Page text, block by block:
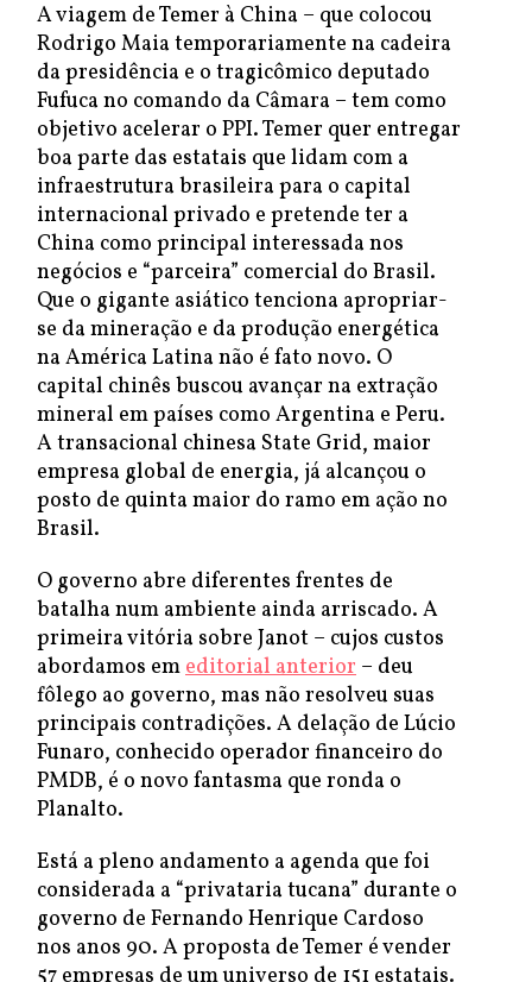
A viagem de Temer à China – que colocou
Rodrigo Maia temporariamente na cadeira
da presidência e o tragicômico deputado
Fufuca no comando da Câmara – tem como
objetivo acelerar o PPI. Temer quer entregar
boa parte das estatais que lidam com a
infraestrutura brasileira para o capital
internacional privado e pretende ter a
China como principal interessada nos
negócios e “parceira” comercial do Brasil.
Que o gigante asiático tenciona apropriar-
se da mineração e da produção energética
na América Latina não é fato novo. O
capital chinês buscou avançar na extração
mineral em países como Argentina e Peru.
A transacional chinesa State Grid, maior
empresa global de energia, já alcançou o
posto de quinta maior do ramo em ação no
Brasil.
O governo abre diferentes frentes de
batalha num ambiente ainda arriscado. A
primeira vitória sobre Janot – cujos custos
abordamos emeditorial anterior – deu
fôlego ao governo, mas não resolveu suas
principais contradições. A delação de Lúcio
Funaro, conhecido operador financeiro do
PMDB, é o novo fantasma que ronda o
Planalto.
Está a pleno andamento a agenda que foi
considerada a “privataria tucana” durante o
governo de Fernando Henrique Cardoso
nos anos 90. A proposta de Temer é vender